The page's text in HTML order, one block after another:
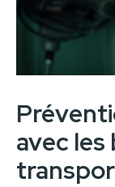
avec les